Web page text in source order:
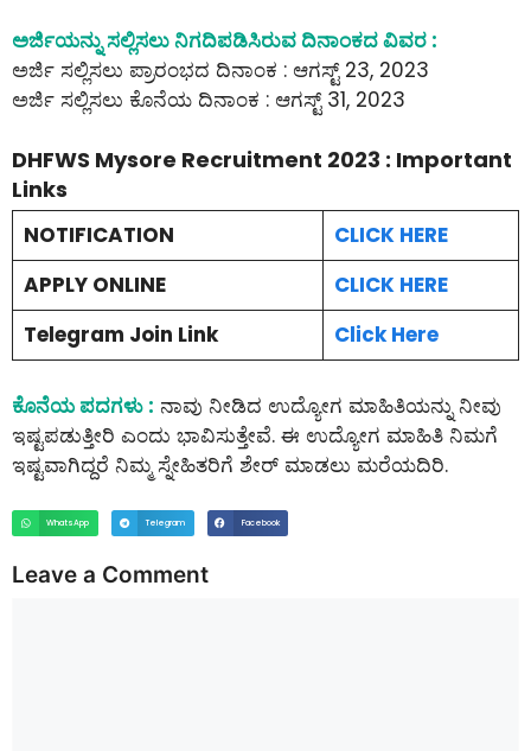
ಅರ್ಜಿಯನ್ನು ಸಲ್ಲಿಸಲು ನಿಗದಿಪಡಿಸಿರುವ ದಿನಾಂಕದ ವಿವರ :
ಅರ್ಜಿ ಸಲ್ಲಿಸಲು ಪ್ರಾರಂಭದ ದಿನಾಂಕ : ಆಗಸ್ಟ್ 23, 2023
ಅರ್ಜಿ ಸಲ್ಲಿಸಲು ಕೊನೆಯ ದಿನಾಂಕ : ಆಗಸ್ಟ್ 31, 2023
DHFWS Mysore Recruitment 2023 : Important
Links
NOTIFICATION
CLICK HERE
APPLY ONLINE
CLICK HERE
Telegram Join Link
Click Here
ಕೊನೆಯ ಪದಗಳು : ನಾವು ನೀಡಿದ ಉದ್ಯೋಗ ಮಾಹಿತಿಯನ್ನು ನೀವು
ಇಷ್ಟಪಡುತ್ತೀರಿ ಎಂದು ಭಾವಿಸುತ್ತೇವೆ. ಈ ಉದ್ಯೋಗ ಮಾಹಿತಿ ನಿಮಗೆ
ಇಷ್ಟವಾಗಿದ್ದರೆ ನಿಮ್ಮ ಸ್ನೇಹಿತರಿಗೆ ಶೇರ್ ಮಾಡಲು ಮರೆಯದಿರಿ.
WhatsApp Telegram Facebook
Leave a Comment